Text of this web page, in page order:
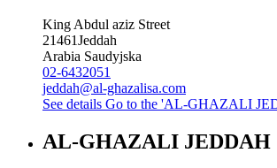
King Abdul aziz Street
21461Jeddah
Arabia Saudyjska
02-6432051
jeddah@al-ghazalisa.com
See details Go to the 'AL-GHAZALI
AL-GHAZALI JEDDAH